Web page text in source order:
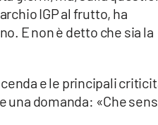
IGP al frutto, ha
E non è detto che sia la
e le principali
una domanda: «Che